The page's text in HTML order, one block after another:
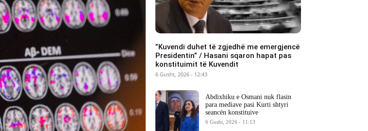
​”Kuvendi duhet të zgjedhë me emergjencë
Presidentin” / Hasani sqaron hapat pas
konstituimit të Kuvendit
6 Gusht, 2026 - 12:43
Abdixhiku e Osmani nuk flasin
para mediave pasi Kurti shtyri
seancën konstituive
6 Gusht, 2026 - 11:13